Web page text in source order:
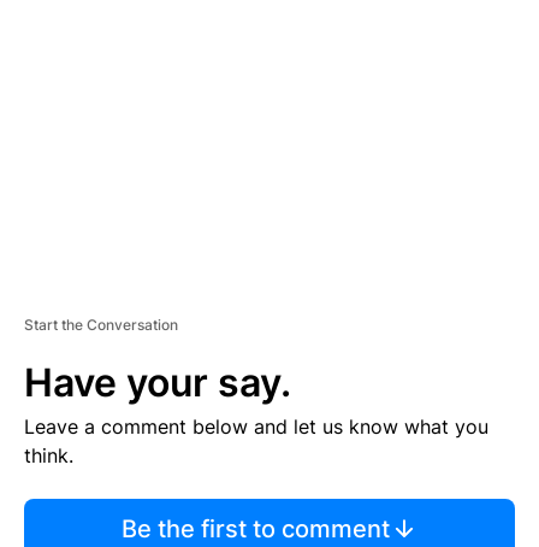
Start the Conversation
Have your say.
Leave a comment below and let us know what you
think.
Be the first to comment